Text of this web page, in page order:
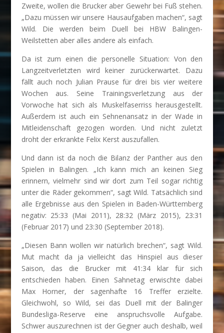
Zweite, wollen die Brucker aber Gewehr bei Fuß stehen.
„Dazu müssen wir unsere Hausaufgaben machen“, sagt
Wild. Die werden beim Duell bei HBW Balingen-
Weilstetten aber alles andere als einfach.
Da ist zum einen die personelle Situation: Von den
Langzeitverletzten wird keiner zurückerwartet. Dazu
fällt auch noch Julian Prause für drei bis vier weitere
Wochen aus. Seine Trainingsverletzung aus der
Vorwoche hat sich als Muskelfaserriss herausgestellt.
Außerdem ist auch ein Sehnenansatz in der Wade in
Mitleidenschaft gezogen worden. Und nicht zuletzt
droht der erkrankte Felix Kerst auszufallen.
Und dann ist da noch die Bilanz der Panther aus den
Spielen in Balingen. „Ich kann mich an keinen Sieg
erinnern, vielmehr sind wir dort zum Teil sogar richtig
unter die Räder gekommen“, sagt Wild. Tatsächlich sind
alle Ergebnisse aus den Spielen in Baden-Württemberg
negativ: 25:33 (Mai 2011), 28:32 (März 2015), 23:31
(Februar 2017) und 23:30 (September 2018).
„Diesen Bann wollen wir natürlich brechen“, sagt Wild.
Mut macht da ja vielleicht das Hinspiel aus dieser
Saison, das die Brucker mit 41:34 klar für sich
entschieden haben. Einen Sahnetag erwischte dabei
Max Horner, der sagenhafte 16 Treffer erzielte.
Gleichwohl, so Wild, sei das Duell mit der Balinger
Bundesliga-Reserve eine anspruchsvolle Aufgabe.
Schwer auszurechnen ist der Gegner auch deshalb, weil